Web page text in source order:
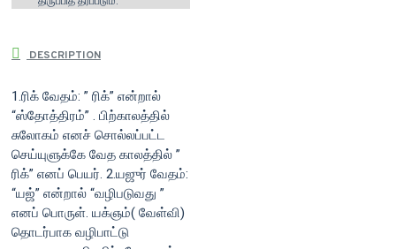
DESCRIPTION
1.ரிக் வேதம்: ” ரிக்” என்றால்
“ஸ்தோத்திரம்” . பிற்காலத்தில்
சுலோகம் எனச் சொல்லப்பட்ட
செய்யுளுக்கே வேத காலத்தில் ”
ரிக்” எனப் பெயர். 2.யஜுர் வேதம்:
“யஜ்” என்றால் “வழிபடுவது ”
எனப் பொருள். யக்ஞம்( வேள்வி)
தொடர்பாக வழிபாட்டு